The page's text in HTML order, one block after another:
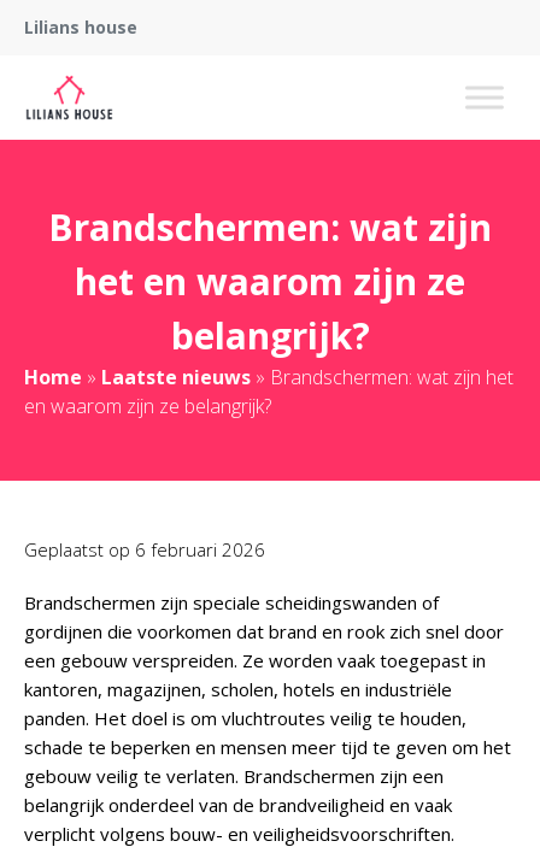
Lilians house
Brandschermen: wat zijn
het en waarom zijn ze
belangrijk?
Home » Laatste nieuws » Brandschermen: wat zijn het
en waarom zijn ze belangrijk?
Geplaatst op 6 februari 2026
Brandschermen zijn speciale scheidingswanden of
gordijnen die voorkomen dat brand en rook zich snel door
een gebouw verspreiden. Ze worden vaak toegepast in
kantoren, magazijnen, scholen, hotels en industriële
panden. Het doel is om vluchtroutes veilig te houden,
schade te beperken en mensen meer tijd te geven om het
gebouw veilig te verlaten. Brandschermen zijn een
belangrijk onderdeel van de brandveiligheid en vaak
verplicht volgens bouw- en veiligheidsvoorschriften.